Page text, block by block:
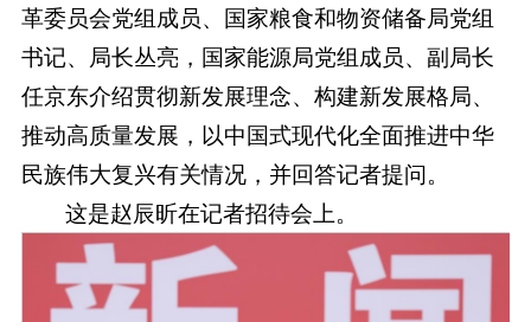
革委员会党组成员、国家粮食和物资储备局党组
书记、局长丛亮，国家能源局党组成员、副局长
任京东介绍贯彻新发展理念、构建新发展格局、
推动高质量发展，以中国式现代化全面推进中华
民族伟大复兴有关情况，并回答记者提问。
这是赵辰昕在记者招待会上。